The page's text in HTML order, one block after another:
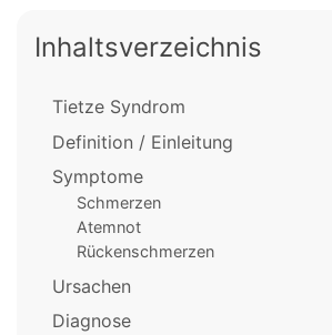
Inhaltsverzeichnis
Tietze Syndrom
Definition / Einleitung
Symptome
Schmerzen
Atemnot
Rückenschmerzen
Ursachen
Diagnose